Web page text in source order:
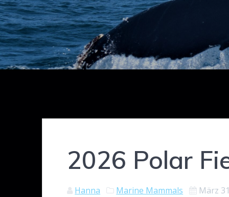
2026 Polar
Hanna Marine Mammals März